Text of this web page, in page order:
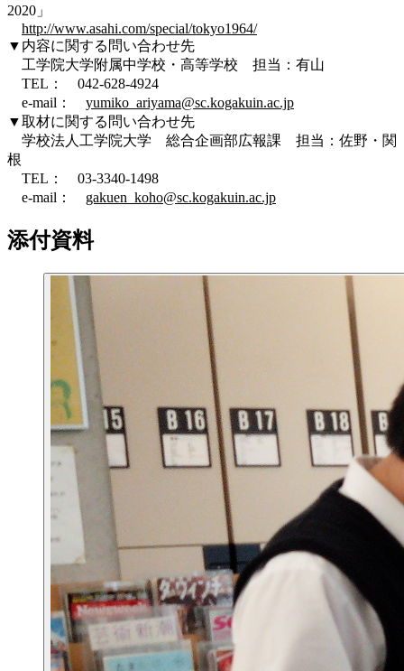
2020」
http://www.asahi.com/special/tokyo1964/
▼内容に関する問い合わせ先
工学院大学附属中学校・高等学校 担当：有山
TEL： 042-628-4924
e-mail： yumiko_ariyama@sc.kogakuin.ac.jp
▼取材に関する問い合わせ先
学校法人工学院大学 総合企画部広報課 担当：佐野・関
根
TEL： 03-3340-1498
e-mail： gakuen_koho@sc.kogakuin.ac.jp
添付資料